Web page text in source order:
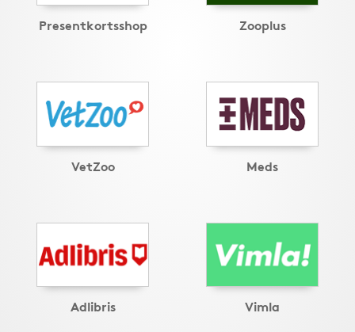
Presentkortsshop Zooplus
VetZoo Meds
Adlibris Vimla